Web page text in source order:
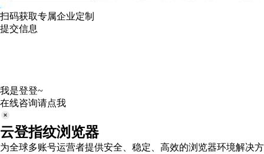
扫码获取专属企业定制
提交信息
我是登登~
在线咨询请点我
云登指纹浏览器
为全球多账号运营者提供安全、稳定、高效的浏览器环境解决方